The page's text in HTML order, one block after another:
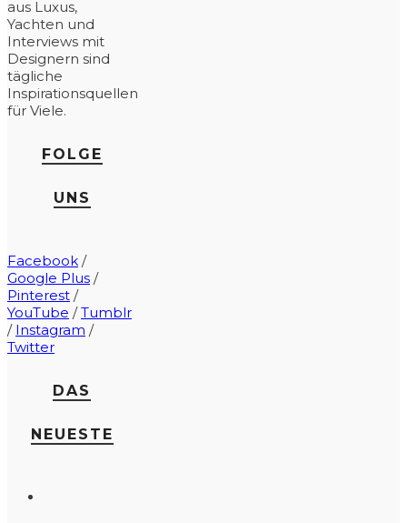
aus Luxus,
Yachten und
Interviews mit
Designern sind
tägliche
Inspirationsquellen
für Viele.
FOLGE
UNS
Facebook /
Google Plus /
Pinterest /
YouTube /Tumblr
/ Instagram /
Twitter
DAS
NEUESTE